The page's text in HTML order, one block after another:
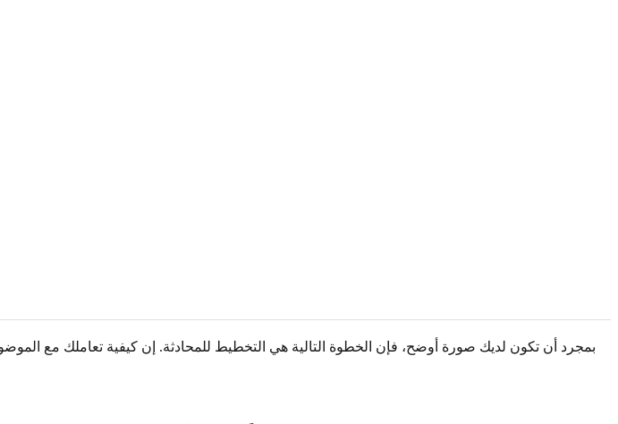
بمجرد أن تكون لديك صورة أوضح، فإن الخطوة التالية هي التخطيط للمحادثة. إن كيفية تعاملك مع